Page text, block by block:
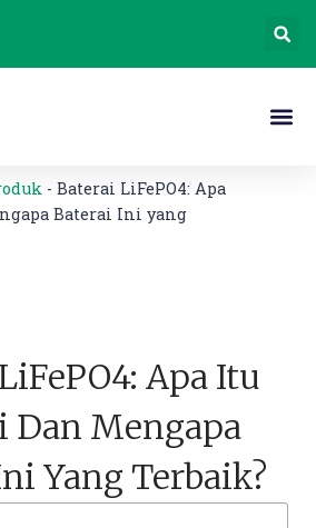
- Baterai LiFePO4: Apa
Baterai Ini yang
Apa Itu
Dan Mengapa
Yang Terbaik?